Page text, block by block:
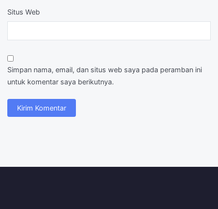
Situs Web
Simpan nama, email, dan situs web saya pada peramban ini
untuk komentar saya berikutnya.